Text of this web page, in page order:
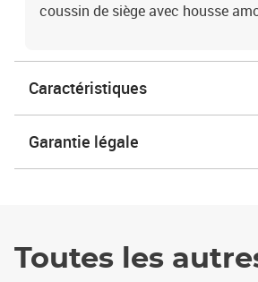
coussin de siège avec housse
Caractéristiques
Garantie légale
Toutes les